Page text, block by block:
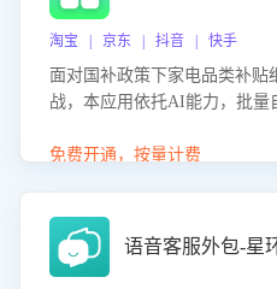
淘宝 | 京东 | 抖音 | 快手
面对国补政策下家电品类补贴
战，本应用依托AI能力，批量
购买意向，深度洞察决策动因
度、客服转化能力及销售业绩
免费开通，按量计费
语音客服外包-星